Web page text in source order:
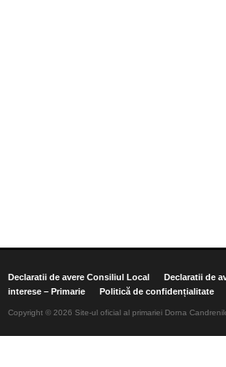
Declaratii de avere Consiliul Local Declaratii de
interese – Primarie
Politică de confidențialitate
Copyright © 2026 Site-ul oficial al primariei Dorna